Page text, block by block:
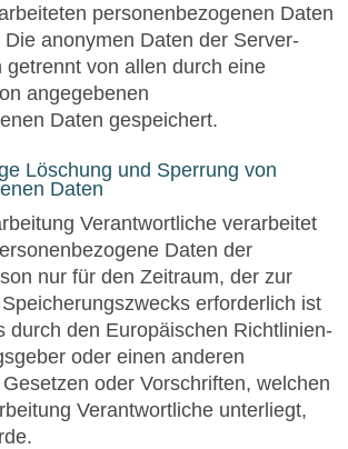
personenbezogenen Daten
anonymen Daten der Server-
getrennt von allen durch eine
angegebenen
Daten gespeichert.
Löschung und Sperrung von
Daten
Verantwortliche verarbeitet
Daten der
nur für den Zeitraum, der zur
erforderlich ist
durch den Europäischen Richtlinien-
oder einen anderen
oder Vorschriften, welchen
Verantwortliche unterliegt,